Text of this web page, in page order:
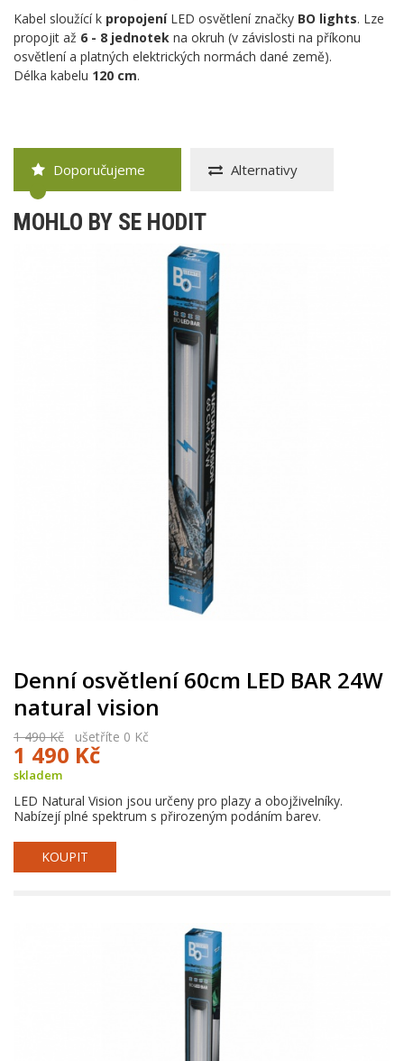
Kabel sloužící k propojení LED osvětlení značky BO lights. Lze
propojit až 6 - 8 jednotek na okruh (v závislosti na příkonu
osvětlení a platných elektrických normách dané země).
Délka kabelu 120 cm.
Doporučujeme Alternativy
MOHLO BY SE HODIT
Denní osvětlení 60cm LED BAR 24W
natural vision
1 490 Kč ušetříte 0 Kč
1 490 Kč
skladem
LED Natural Vision jsou určeny pro plazy a obojživelníky.
Nabízejí plné spektrum s přirozeným podáním barev.
KOUPIT